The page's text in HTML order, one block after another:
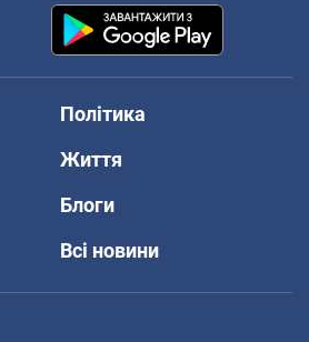
Політика
Життя
Блоги
Всі новини